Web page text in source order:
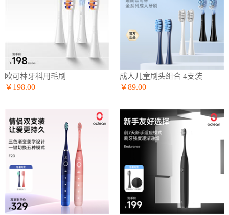
欧可林牙科用毛刷
￥198.00
成人儿童刷头组合 4支装
￥89.00